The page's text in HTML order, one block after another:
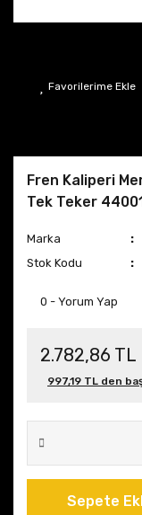
Fren Kaliperi
Tek Teker
Marka
Stok Kodu
0 - Yorum Yap
2.782,86 TL
997,19 TL den
Sepete